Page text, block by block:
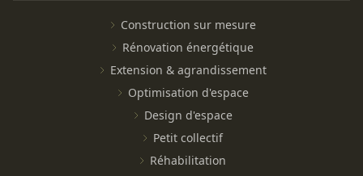
Construction sur mesure
Rénovation énergétique
Extension & agrandissement
Optimisation d'espace
Design d'espace
Petit collectif
Réhabilitation